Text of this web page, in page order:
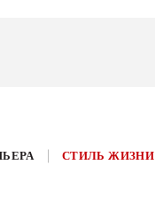
СТИЛЬ ЖИЗНИ